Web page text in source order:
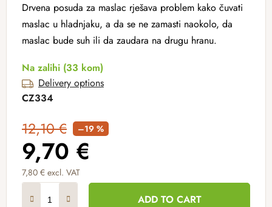
Drvena posuda za maslac rješava problem kako čuvati
maslac u hladnjaku, a da se ne zamasti naokolo, da
maslac bude suh ili da zaudara na drugu hranu.
Na zalihi (33 kom)
Delivery options
CZ334
12,10 € –19 %
9,70 €
7,80 € excl. VAT
ADD TO CART